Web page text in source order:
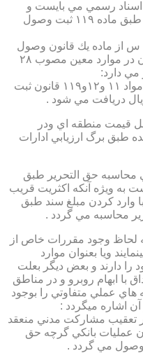
اسناد رسمي مي بايست و
صول گردد حق الثبت املاك است كه طبق ماده ۱۱۹ ثبت وصول
بند س از ماده يك قانون وصول
برخي از درآمدهاي دولت و مصرف آن در موارد معين مصوب ۲۸
براي ثبت ملك دردفتر املاك موضوع مواد ۱۱ و۱۲و۱۱۹ قانون ثبت
دريافت مي شود .
قيمت منطقه اي ودر
طبق برگ ارزيابي ادارات
محاسبه حق التحرير طبق
به ويژه آنكه اكثريت قريب
با وارد كردن مبلغ سند طبق
محاسبه مي گردد .
لحاظ وجود مقررات خاص از
ويا بعنوان موارد
را دارند و بعض ديگر بعلت
با ابهام روبرو و در مناطق
عملي متفاوتي را بوجود
اشاره ميگردد :
تعقيب مشاركت مدني منعقد
بر اساس تبصره ماده ۱۵ قاون عمليات بانكي گرچه حق
وصول مي گردد .